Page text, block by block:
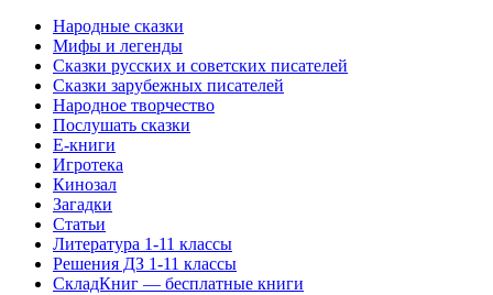
Народные сказки
Мифы и легенды
Сказки русских и советских писателей
Сказки зарубежных писателей
Народное творчество
Послушать сказки
Е-книги
Игротека
Кинозал
Загадки
Статьи
Литература 1-11 классы
Решения ДЗ 1-11 классы
СкладКниг — бесплатные книги